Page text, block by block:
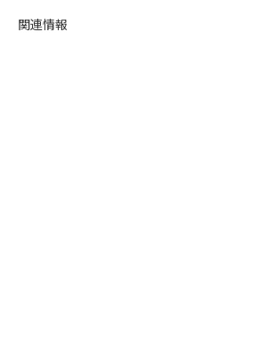
関連情報